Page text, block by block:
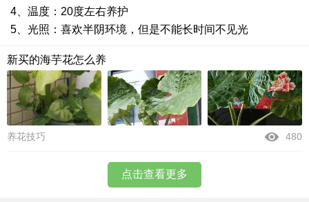
4、温度：20度左右养护
5、光照：喜欢半阴环境，但是不能长时间不见光
新买的海芋花怎么养
养花技巧 480
点击查看更多